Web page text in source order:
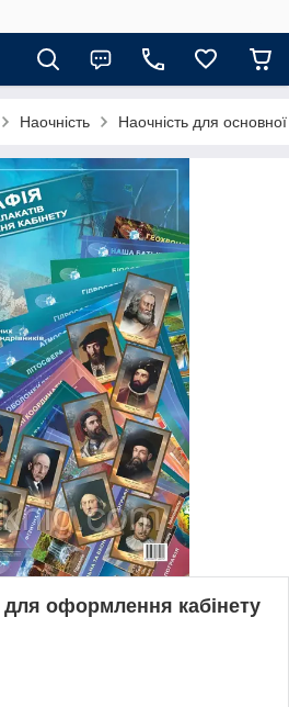
Наочність Наочність для
для оформлення кабінету